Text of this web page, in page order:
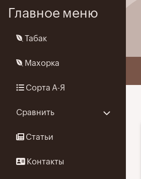
Перейти
содержанию
Главное меню
Табак
Махорка
Сорта А-Я
Сравнить
Статьи
Контакты